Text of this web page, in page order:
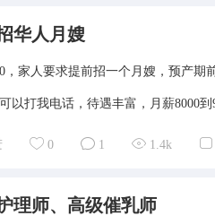
华人月嫂
，家人要求提前招一个月嫂，预产
以打我电话，待遇丰富，月薪8000
0 1 1.4k
理师、高级催乳师